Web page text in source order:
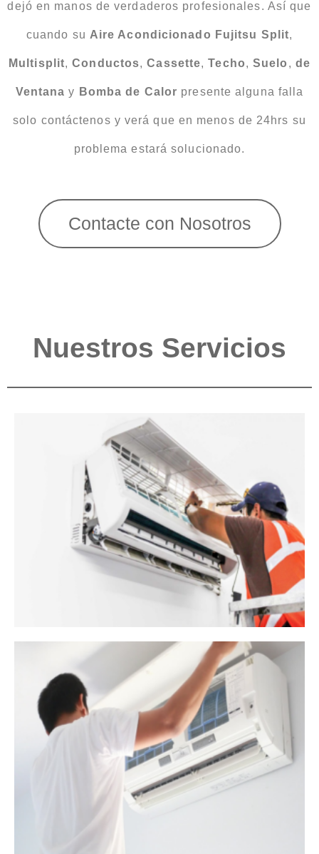
dejó en manos de verdaderos profesionales. Así que
cuando su Aire Acondicionado Fujitsu Split,
Multisplit,Conductos,Cassette,Techo,Suelo , de
Ventana y Bomba de Calor presente alguna falla
solo contáctenos y verá que en menos de 24hrs su
problema estará solucionado.
Contacte con Nosotros
Nuestros Servicios